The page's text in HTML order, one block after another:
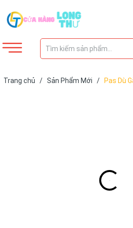
Trang chủ / Sản Phẩm Mới /
Pas Dù